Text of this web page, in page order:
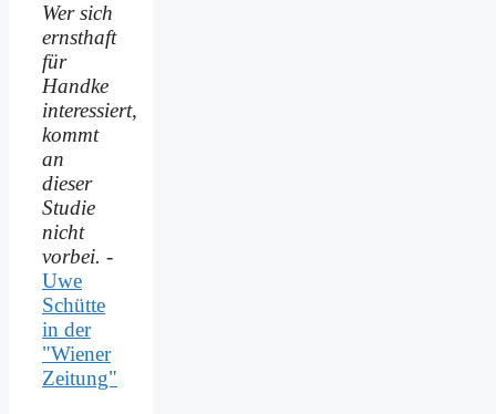
Wer sich
ernsthaft
für
Handke
interessiert,
kommt
an
dieser
Studie
nicht
vorbei. -
Uwe
Schütte
in der
"Wiener
Zeitung"